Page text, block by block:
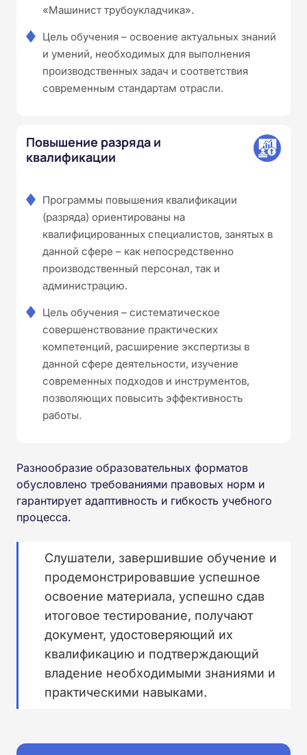
«Машинист трубоукладчика».
Цель обучения – освоение актуальных знаний
и умений, необходимых для выполнения
производственных задач и соответствия
современным стандартам отрасли.
Повышение разряда и
квалификации
Программы повышения квалификации
(разряда) ориентированы на
квалифицированных специалистов, занятых в
данной сфере – как непосредственно
производственный персонал, так и
администрацию.
Цель обучения – систематическое
совершенствование практических
компетенций, расширение экспертизы в
данной сфере деятельности, изучение
современных подходов и инструментов,
позволяющих повысить эффективность
работы.
Разнообразие образовательных форматов
обусловлено требованиями правовых норм и
гарантирует адаптивность и гибкость учебного
процесса.
Слушатели, завершившие обучение и
продемонстрировавшие успешное
освоение материала, успешно сдав
итоговое тестирование, получают
документ, удостоверяющий их
квалификацию и подтверждающий
владение необходимыми знаниями и
практическими навыками.